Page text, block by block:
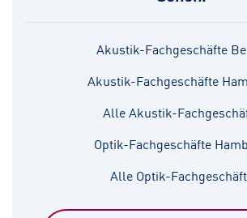
Akustik-Fachgeschäfte
Akustik-Fachgeschäfte
Alle Akustik-
Optik-Fachgeschäfte
Alle Optik-